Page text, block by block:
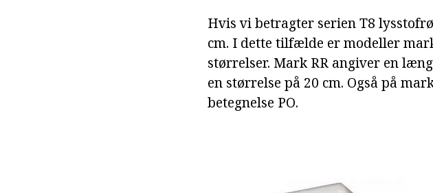
Hvis vi betragter serien T8
cm. I dette tilfælde er modeller
størrelser. Mark RR angiver en
en størrelse på 20 cm. Også på
betegnelse PO.